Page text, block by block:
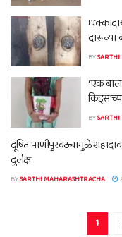
दारूच्या
BY
‘एक बाल
BY
दूषित पाणीपुरवठ्यामुळे
दुर्लक्ष.
BYSARTHI MAHARASHTRACHA
1